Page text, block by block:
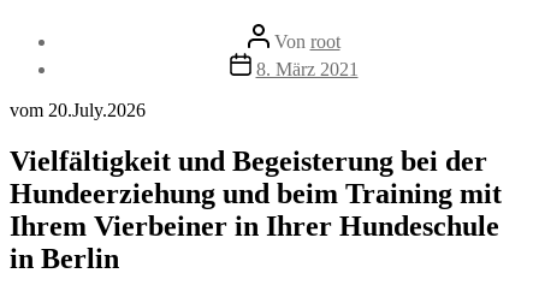
Beitragsautor
Von root
Beitragsdatum
8. März 2021
vom 20.July.2026
Vielfältigkeit und Begeisterung bei der
Hundeerziehung und beim Training mit
Ihrem Vierbeiner in Ihrer Hundeschule
in Berlin